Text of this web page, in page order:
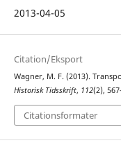
2013-04-05
Citation/Eksport
Wagner, M. F. (2013).
Historisk Tidsskrift, 112(2),
Citationsformater